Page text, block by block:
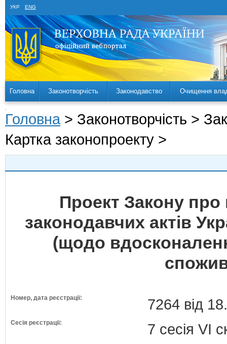
УКР ENG
Головна Законотворчість Законодавство Очищення
Головна > Законотворчість >
Картка законопроекту >
Проект Закону про
законодавчих актів
(щодо
Номер, дата реєстрації: 7264 від
Сесія реєстрації: 7 сесія VI